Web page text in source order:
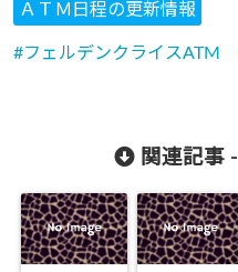
ＡＴＭ日程の更新情報
フェルデンクライスATM
関連記事 -